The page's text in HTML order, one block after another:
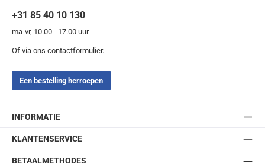
+31 85 40 10 130
ma-vr, 10.00 - 17.00 uur
Of via ons contactformulier.
Een bestelling herroepen
INFORMATIE
KLANTENSERVICE
BETAALMETHODES